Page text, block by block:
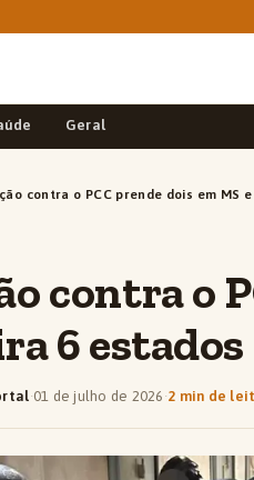
Geral
contra o PCC prende dois em MS
contra o
6 estados
·01 de julho de 2026 ·2 min de